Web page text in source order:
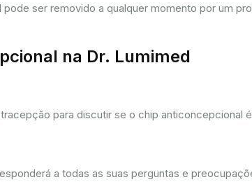
ser removido a qualquer momento por um
na Dr. Lumimed
para discutir se o chip anticoncepcional
a todas as suas perguntas e